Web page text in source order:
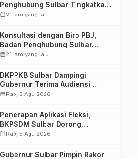
Penghubung Sulbar Tingkatkan
Kompetensi ASN dalam
Gunakan Aplikasi Coretax
calendar_month21 jam yang lalu
Konsultasi dengan Biro PBJ,
Badan Penghubung Sulbar
Perkuat Administrasi Pengadaan
calendar_month21 jam yang lalu
DKPPKB Sulbar Dampingi
Gubernur Terima Audiensi
Kepala Rumah Sakit TK. III
calendar_monthRab, 5 Agu 2026
Penerapan Aplikasi Fleksi,
BKPSDM Sulbar Dorong
Transformasi Digital Sistem
calendar_monthRab, 5 Agu 2026
Gubernur Sulbar Pimpin Rakor